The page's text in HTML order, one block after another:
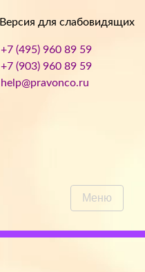
Версия для слабовидящих
+7 (495) 960 89 59
+7 (903) 960 89 59
help@pravonco.ru
Меню